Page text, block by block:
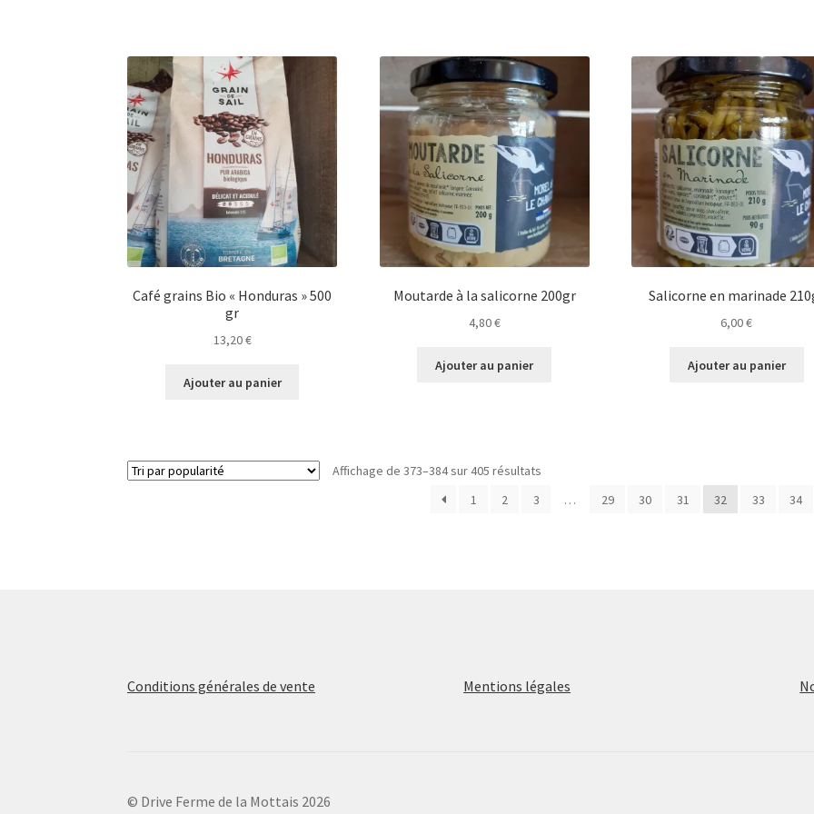
Café grains Bio « Honduras » 500
gr
13,20€
Ajouter au panier
Moutarde à la salicorne 200gr
4,80€
Ajouter au panier
Salicorne en marinade
6,00€
Ajouter au panier
Affichage de 373–384 sur 405 résultats
1
2 3 … 29 30 31 32 33 34
Conditions générales de vente Mentions légales
© Drive Ferme de la Mottais 2026